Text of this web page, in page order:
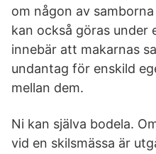
om någon av
kan också göras under
innebär att makarnas
undantag för enskild
mellan dem.
Ni kan själva bodela.
vid en skilsmässa är